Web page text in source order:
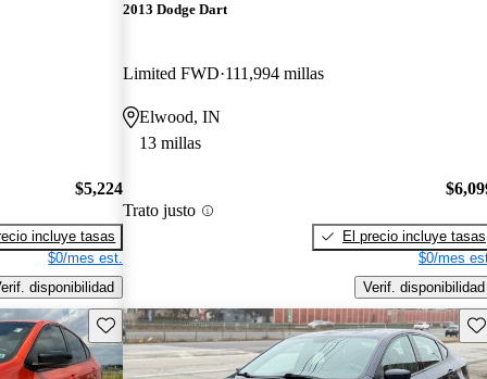
$5,224
incluye tasas
$0/mes est.
disponibilidad
2013 Dodge Dart
Limited FWD 111,994 millas
Elwood, IN
13 millas
Trato justo
El precio incluye tasas
$0/mes
Verif. disponibilidad
Guarda este Aviso